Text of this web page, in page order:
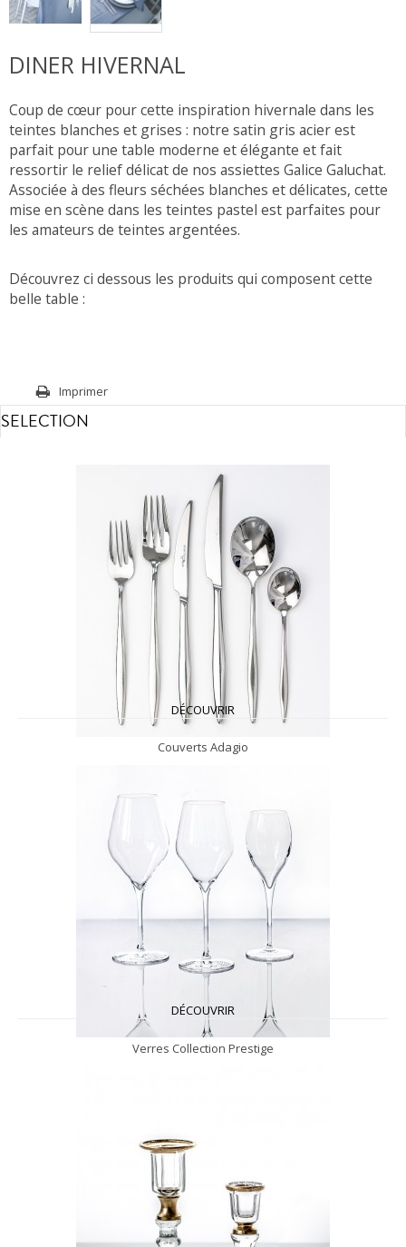
DINER HIVERNAL
Coup de cœur pour cette inspiration hivernale dans les
teintes blanches et grises : notre satin gris acier est
parfait pour une table moderne et élégante et fait
ressortir le relief délicat de nos assiettes Galice Galuchat.
Associée à des fleurs séchées blanches et délicates, cette
mise en scène dans les teintes pastel est parfaites pour
les amateurs de teintes argentées.
Découvrez ci dessous les produits qui composent cette
belle table :
Imprimer
SELECTION
DÉCOUVRIR
Couverts Adagio
DÉCOUVRIR
Verres Collection Prestige